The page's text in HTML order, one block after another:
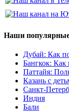
Наши популярные
Дубай: Как
Бангкок: Как
Паттайя:
Казань с
Санкт-
Индия
Бали